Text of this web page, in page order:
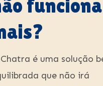
funciona
é uma solução
que não irá